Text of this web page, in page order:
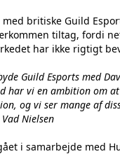
britiske Guild
tiltag, fordi
har ikke rigtigt
Guild Esports med
har vi en ambition om
og vi ser mange af
Nielsen
i samarbejde med